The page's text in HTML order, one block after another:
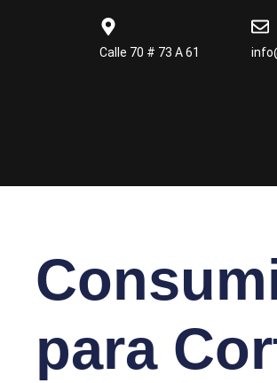
Calle 70 # 73 A 61
para